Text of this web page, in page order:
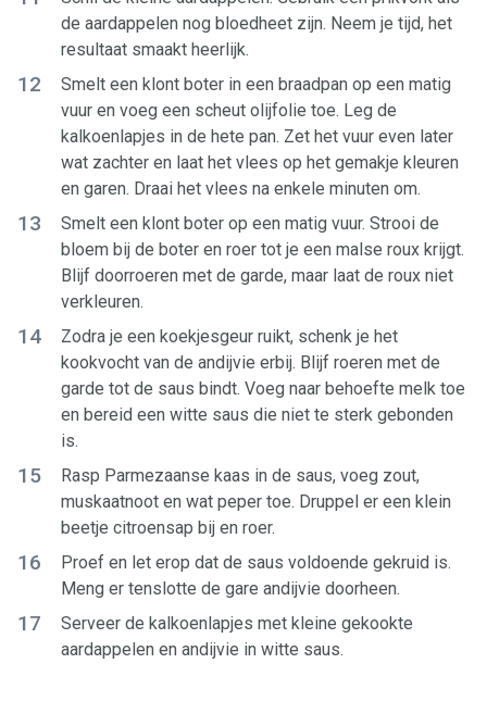
de aardappelen nog bloedheet zijn. Neem je tijd, het
resultaat smaakt heerlijk.
12
Smelt een klont boter in een braadpan op een matig
vuur en voeg een scheut olijfolie toe. Leg de
kalkoenlapjes in de hete pan. Zet het vuur even later
wat zachter en laat het vlees op het gemakje kleuren
en garen. Draai het vlees na enkele minuten om.
13
Smelt een klont boter op een matig vuur. Strooi de
bloem bij de boter en roer tot je een malse roux krijgt.
Blijf doorroeren met de garde, maar laat de roux niet
verkleuren.
14
Zodra je een koekjesgeur ruikt, schenk je het
kookvocht van de andijvie erbij. Blijf roeren met de
garde tot de saus bindt. Voeg naar behoefte melk toe
en bereid een witte saus die niet te sterk gebonden
is.
15
Rasp Parmezaanse kaas in de saus, voeg zout,
muskaatnoot en wat peper toe. Druppel er een klein
beetje citroensap bij en roer.
16
Proef en let erop dat de saus voldoende gekruid is.
Meng er tenslotte de gare andijvie doorheen.
17
Serveer de kalkoenlapjes met kleine gekookte
aardappelen en andijvie in witte saus.